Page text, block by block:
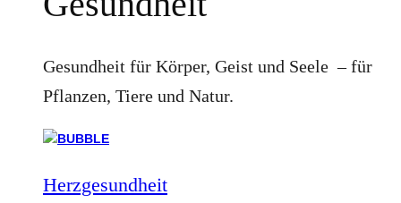
Gesundheit für Körper, Geist und Seele – für
Pflanzen, Tiere und Natur.
Herzgesundheit